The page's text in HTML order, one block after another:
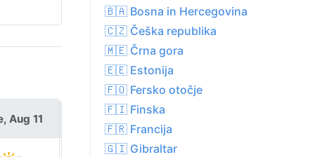
Aug 11 Wed, Aug 12
🇧🇦 Bosna in Hercegovina
🇨🇿 Češka republika
🇲🇪 Črna gora
🇪🇪 Estonija
🇫🇴 Fersko otočje
🇫🇮 Finska
🇫🇷 Francija
🇬🇮 Gibraltar